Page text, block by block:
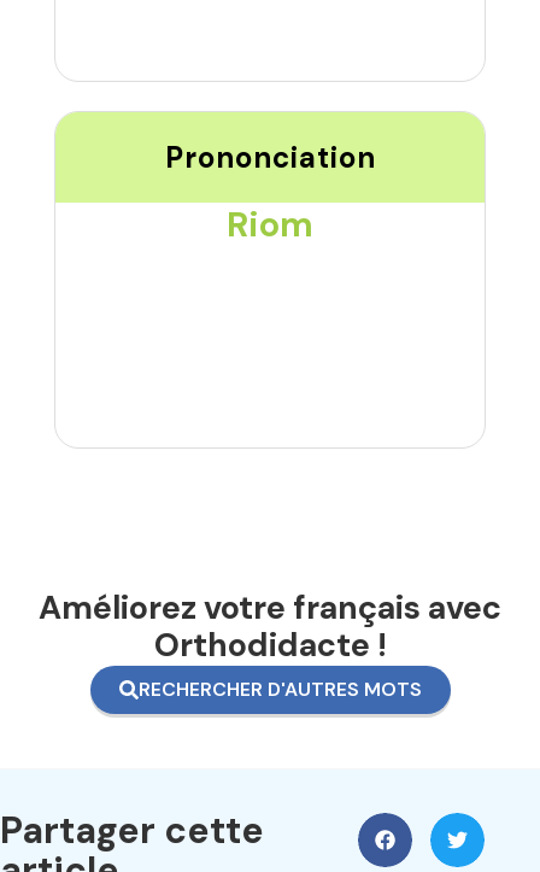
Prononciation
Riom
Améliorez votre français avec
Orthodidacte !
RECHERCHER D'AUTRES MOTS
Partager cette